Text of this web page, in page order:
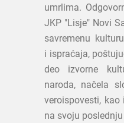
umrlima.
JKP "Lisje" Novi
savremenu
i ispraćaja,
deo izvorne
naroda, načela
veroispovesti, kao
na svoju